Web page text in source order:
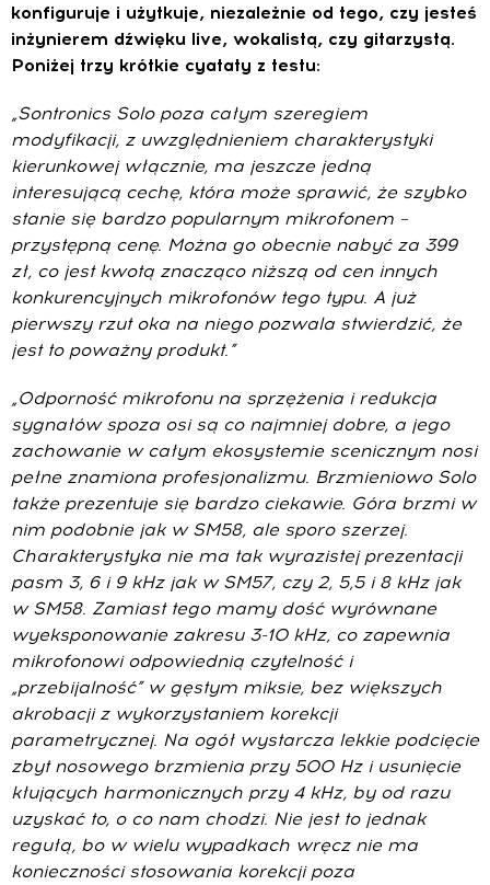
konfiguruje i użytkuje, niezależnie od tego, czy jesteś
inżynierem dźwięku live, wokalistą, czy gitarzystą.
Poniżej trzy krótkie cyataty z testu:
„Sontronics Solo poza całym szeregiem
modyfikacji, z uwzględnieniem charakterystyki
kierunkowej włącznie, ma jeszcze jedną
interesującą cechę, która może sprawić, że szybko
stanie się bardzo popularnym mikrofonem –
przystępną cenę. Można go obecnie nabyć za 399
zł, co jest kwotą znacząco niższą od cen innych
konkurencyjnych mikrofonów tego typu. A już
pierwszy rzut oka na niego pozwala stwierdzić, że
jest to poważny produkt.”
„Odporność mikrofonu na sprzężenia i redukcja
sygnałów spoza osi są co najmniej dobre, a jego
zachowanie w całym ekosystemie scenicznym nosi
pełne znamiona profesjonalizmu. Brzmieniowo Solo
także prezentuje się bardzo ciekawie. Góra brzmi w
nim podobnie jak w SM58, ale sporo szerzej.
Charakterystyka nie ma tak wyrazistej prezentacji
pasm 3, 6 i 9 kHz jak w SM57, czy 2, 5,5 i 8 kHz jak
w SM58. Zamiast tego mamy dość wyrównane
wyeksponowanie zakresu 3-10 kHz, co zapewnia
mikrofonowi odpowiednią czytelność i
„przebijalność” w gęstym miksie, bez większych
akrobacji z wykorzystaniem korekcji
parametrycznej. Na ogół wystarcza lekkie podcięcie
zbyt nosowego brzmienia przy 500 Hz i usunięcie
kłujących harmonicznych przy 4 kHz, by od razu
uzyskać to, o co nam chodzi. Nie jest to jednak
regułą, bo w wielu wypadkach wręcz nie ma
konieczności stosowania korekcji poza